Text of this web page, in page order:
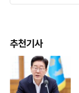
추천기사